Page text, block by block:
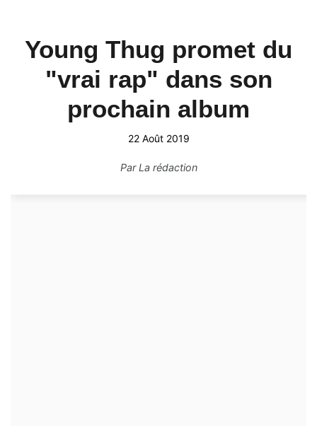
Young Thug promet du
"vrai rap" dans son
prochain album
22 Août 2019
ParLa rédaction